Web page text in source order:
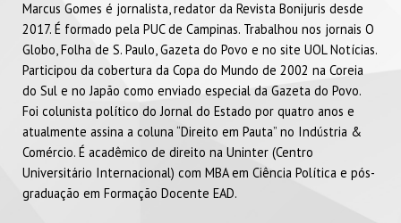
Marcus Gomes é jornalista, redator da Revista Bonijuris desde
2017. É formado pela PUC de Campinas. Trabalhou nos jornais O
Globo, Folha de S. Paulo, Gazeta do Povo e no site UOL Notícias.
Participou da cobertura da Copa do Mundo de 2002 na Coreia
do Sul e no Japão como enviado especial da Gazeta do Povo.
Foi colunista político do Jornal do Estado por quatro anos e
atualmente assina a coluna “Direito em Pauta” no Indústria &
Comércio. É acadêmico de direito na Uninter (Centro
Universitário Internacional) com MBA em Ciência Política e pós-
graduação em Formação Docente EAD.